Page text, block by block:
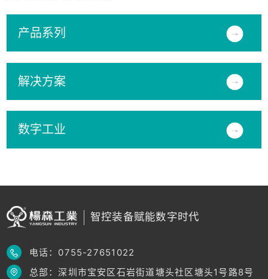
产品系列
解决方案
数字工业
智控装备赋能数字时代
电话：0755-27651022
总部：深圳市宝安区石岩街道塘头社区塘头1号路8号